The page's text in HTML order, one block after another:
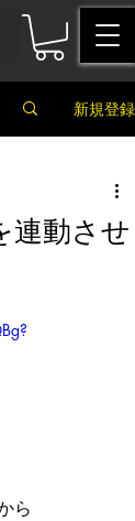
新規登録
連動させ
ら